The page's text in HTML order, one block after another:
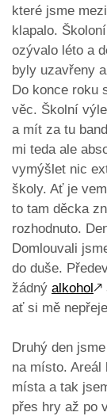
které jsme
klapalo.
ozývalo léto a
byly uzavřeny
Do konce roku
věc. Školní
a mít za tu
mi teda ale
vymýšlet nic
školy. Ať je
to tam děcka
rozhodnuto.
Domlouvali
do duše.
žádný alkohol 🡕
ať si mě
Druhý den
na místo.
místa a tak
přes hry až po